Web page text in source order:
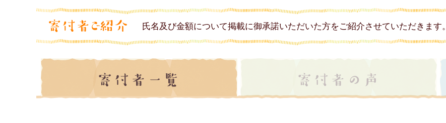
氏名及び金額について掲載に御承諾いただいた方をご紹介させていただきます。